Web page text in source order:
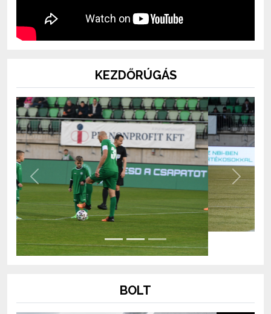
KEZDŐRÚGÁS
Previous Next